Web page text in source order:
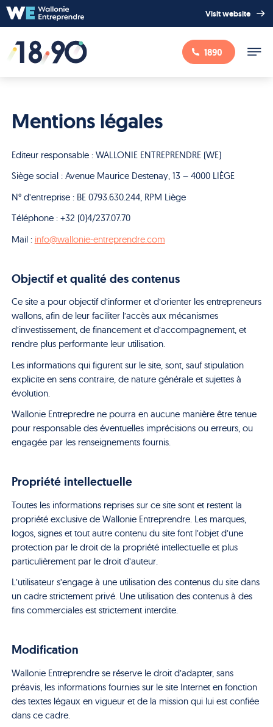
Visit website
1890
Mentions légales
Editeur responsable : WALLONIE ENTREPRENDRE (WE)
Siège social : Avenue Maurice Destenay, 13 – 4000 LIÈGE
N° d’entreprise : BE 0793.630.244, RPM Liège
Téléphone : +32 (0)4/237.07.70
Mail : info@wallonie-entreprendre.com
Objectif et qualité des contenus
Ce site a pour objectif d’informer et d’orienter les entrepreneurs
wallons, afin de leur faciliter l’accès aux mécanismes
d’investissement, de financement et d’accompagnement, et
rendre plus performante leur utilisation.
Les informations qui figurent sur le site, sont, sauf stipulation
explicite en sens contraire, de nature générale et sujettes à
évolution.
Wallonie Entrepredre ne pourra en aucune manière être tenue
pour responsable des éventuelles imprécisions ou erreurs, ou
engagée par les renseignements fournis.
Propriété intellectuelle
Toutes les informations reprises sur ce site sont et restent la
propriété exclusive de Wallonie Entreprendre. Les marques,
logos, signes et tout autre contenu du site font l’objet d’une
protection par le droit de la propriété intellectuelle et plus
particulièrement par le droit d’auteur.
L’utilisateur s’engage à une utilisation des contenus du site dans
un cadre strictement privé. Une utilisation des contenus à des
fins commerciales est strictement interdite.
Modification
Wallonie Entreprendre se réserve le droit d’adapter, sans
préavis, les informations fournies sur le site Internet en fonction
des textes légaux en vigueur et de la mission qui lui est confiée
dans ce cadre.